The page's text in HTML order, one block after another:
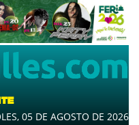
05 DE AGOSTO DE 2026